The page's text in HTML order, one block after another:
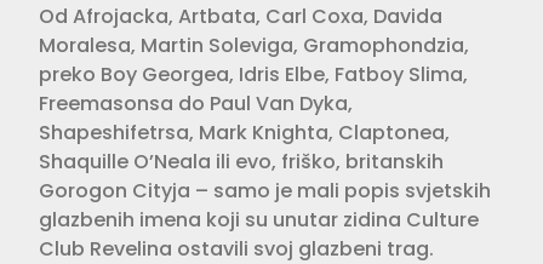
Od Afrojacka, Artbata, Carl Coxa, Davida
Moralesa, Martin Soleviga, Gramophondzia,
preko Boy Georgea, Idris Elbe, Fatboy Slima,
Freemasonsa do Paul Van Dyka,
Shapeshifetrsa, Mark Knighta, Claptonea,
Shaquille O’Neala ili evo, friško, britanskih
Gorogon Cityja – samo je mali popis svjetskih
glazbenih imena koji su unutar zidina Culture
Club Revelina ostavili svoj glazbeni trag.